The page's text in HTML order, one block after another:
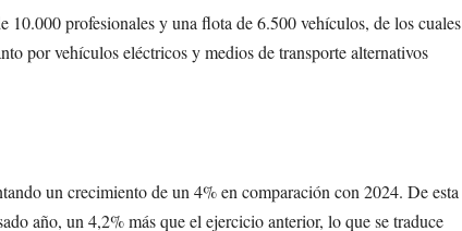
10.000 profesionales y una flota de 6.500 vehículos, de los cuales
por vehículos eléctricos y medios de transporte alternativos
un crecimiento de un 4% en comparación con 2024. De esta
año, un 4,2% más que el ejercicio anterior, lo que se traduce